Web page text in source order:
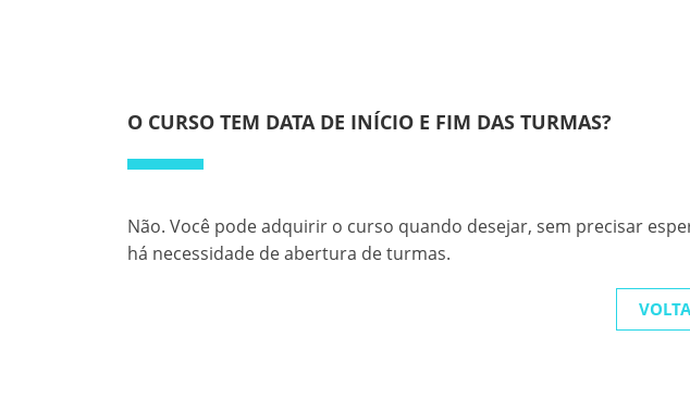
O CURSO TEM DATA DE INÍCIO E FIM DAS TURMAS?
Não. Você pode adquirir o curso quando desejar, sem precisar
há necessidade de abertura de turmas.